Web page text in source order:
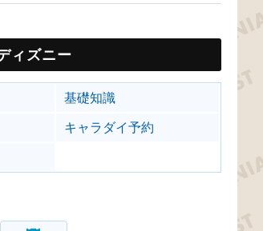
ィズニー
基礎知識
キャラダイ予約